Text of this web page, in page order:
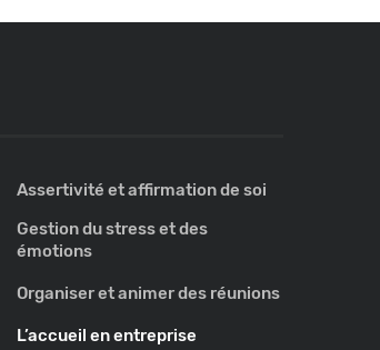
Assertivité et affirmation de soi
Gestion du stress et des
émotions
Organiser et animer des réunions
L’accueil en entreprise